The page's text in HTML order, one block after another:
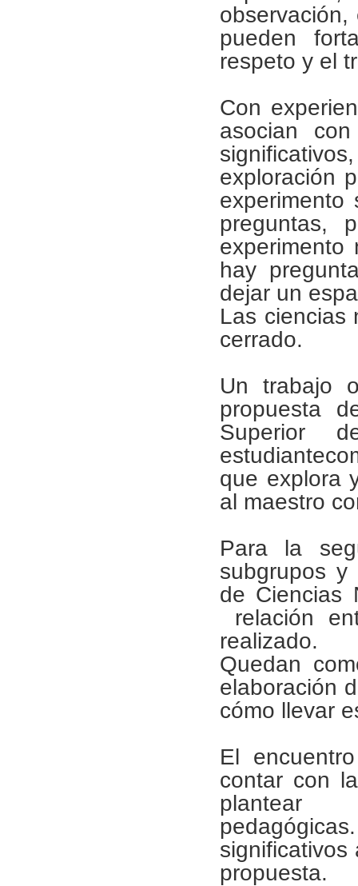
pueden
respeto y el
Con
asocian
exploración
preguntas,
hay
dejar un
Las ciencias
cerrado.
Un trabajo
propuesta
Superior
que explora
al maestro
Para la
subgrupos
de Ciencias
relación
realizado.
Quedan
elaboración
cómo llevar
El
contar con
plantear
significativos
propuesta.